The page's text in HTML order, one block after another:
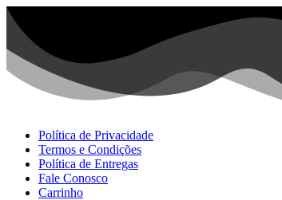
Ir
para
conteúdo
Política de Privacidade
Termos e Condições
Política de Entregas
Fale Conosco
Carrinho